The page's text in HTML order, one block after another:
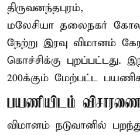
திருவனந்தபுரம்,
மலேசியா தலைநகர்
நேற்று இரவு விமானம்
கொச்சிக்கு புறப்பட்டது.
200க்கும் மேற்பட்ட
பயணியிடம் விசாரணை
விமானம் நடுவானில்